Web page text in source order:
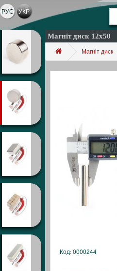
РУС УКР
Магніт диск 12х50
Магніт диск
Код: 0000244